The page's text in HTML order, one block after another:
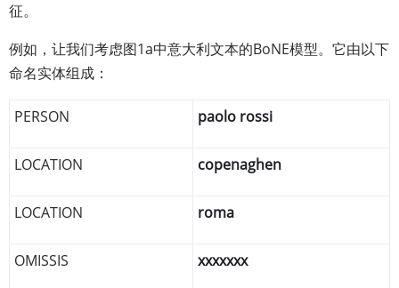
征。
例如，让我们考虑图1a中意大利文本的BoNE模型。它由以下
命名实体组成：
PERSON paolo rossi
LOCATION copenaghen
LOCATION roma
OMISSIS xxxxxxx